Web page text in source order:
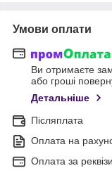
Умови оплати
Ви отримаєте
або гроші
Детальніше
Післяплата
Оплата на
Оплата за